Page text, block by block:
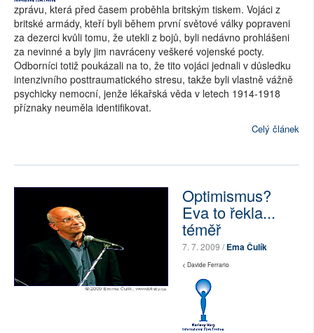
zprávu, která před časem proběhla britským tiskem. Vojáci z
britské armády, kteří byli během první světové války popraveni
za dezerci kvůli tomu, že utekli z bojů, byli nedávno prohlášeni
za nevinné a byly jim navráceny veškeré vojenské pocty.
Odborníci totiž poukázali na to, že tito vojáci jednali v důsledku
intenzivního posttraumatického stresu, takže byli vlastně vážně
psychicky nemocní, jenže lékařská věda v letech 1914-1918
příznaky neuměla identifikovat.
Celý článek
Optimismus?
Eva to řekla...
téměř
7. 7. 2009 /Ema Čulík
< Davide Ferrario